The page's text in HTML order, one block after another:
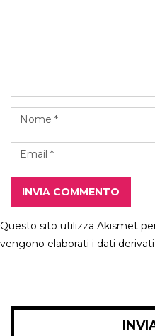
INVIA COMMENTO
Questo sito utilizza Akismet
vengono elaborati i dati